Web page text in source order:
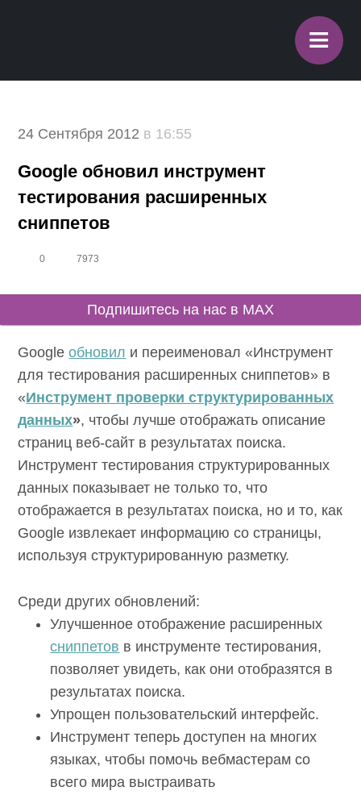
≡
24 Сентября 2012 в 16:55
Google обновил инструмент
тестирования расширенных
сниппетов
0 7973
Подпишитесь на нас в MAX
Googleобновил и переименовал «Инструмент
для тестирования расширенных сниппетов» в
«Инструмент проверки структурированных
данных», чтобы лучше отображать описание
страниц веб-сайт в результатах поиска.
Инструмент тестирования структурированных
данных показывает не только то, что
отображается в результатах поиска, но и то, как
Google извлекает информацию со страницы,
используя структурированную разметку.
Среди других обновлений:
Улучшенное отображение расширенных
сниппетов в инструменте тестирования,
позволяет увидеть, как они отобразятся в
результатах поиска.
Упрощен пользовательский интерфейс.
Инструмент теперь доступен на многих
языках, чтобы помочь вебмастерам со
всего мира выстраивать